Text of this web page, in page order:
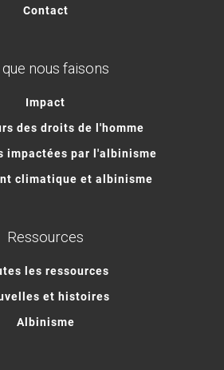
Contact
que nous faisons
Impact
des droits de l'homme
impactées par l'albinisme
climatique et albinisme
Ressources
les ressources
et histoires
Albinisme